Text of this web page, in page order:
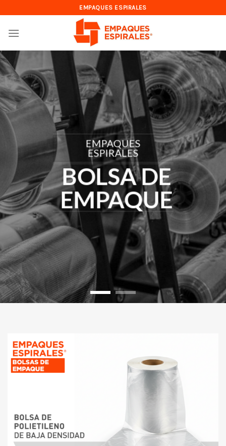
to
content
EMPAQUES ESPIRALES
EMPAQUES
ESPIRALES
BOLSA DE
EMPAQUE